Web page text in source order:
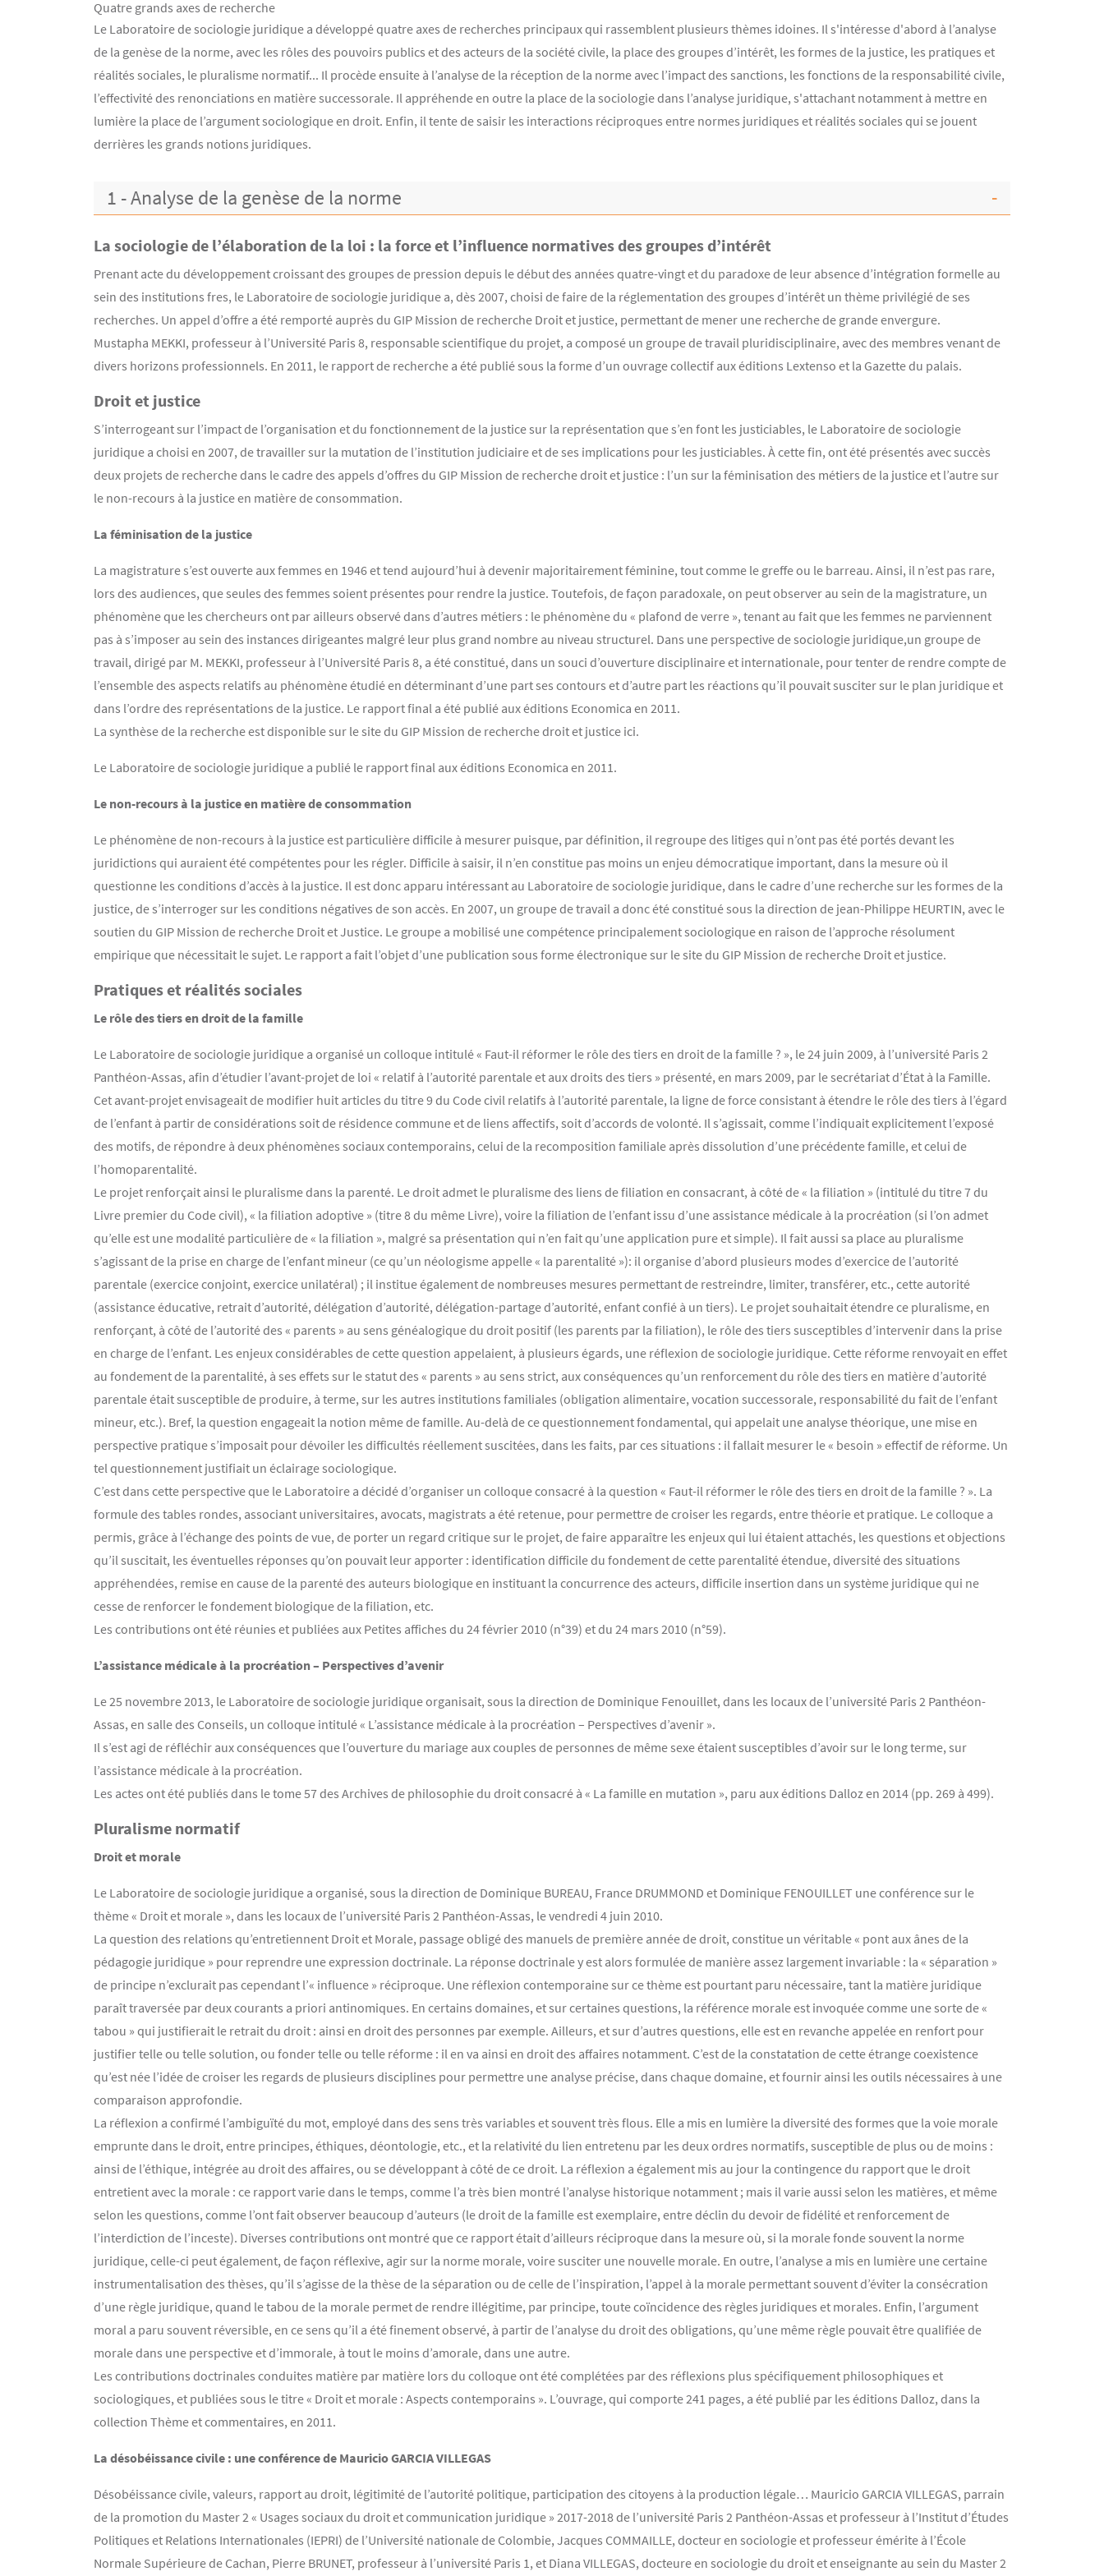
Quatre grands axes de recherche
Texte
Le Laboratoire de sociologie juridique a développé quatre axes de recherches principaux qui rassemblent plusieurs thèmes idoines. Il s'intéresse d'abord à l’analyse
de la genèse de la norme, avec les rôles des pouvoirs publics et des acteurs de la société civile, la place des groupes d’intérêt, les formes de la justice, les pratiques et
réalités sociales, le pluralisme normatif... Il procède ensuite à l’analyse de la réception de la norme avec l’impact des sanctions, les fonctions de la responsabilité civile,
l’effectivité des renonciations en matière successorale. Il appréhende en outre la place de la sociologie dans l’analyse juridique, s'attachant notamment à mettre en
lumière la place de l’argument sociologique en droit. Enfin, il tente de saisir les interactions réciproques entre normes juridiques et réalités sociales qui se jouent
derrières les grands notions juridiques.
1 - Analyse de la genèse de la norme
La sociologie de l’élaboration de la loi : la force et l’influence normatives des groupes d’intérêt
Prenant acte du développement croissant des groupes de pression depuis le début des années quatre-vingt et du paradoxe de leur absence d’intégration formelle au
sein des institutions fres, le Laboratoire de sociologie juridique a, dès 2007, choisi de faire de la réglementation des groupes d’intérêt un thème privilégié de ses
recherches. Un appel d’offre a été remporté auprès du GIP Mission de recherche Droit et justice, permettant de mener une recherche de grande envergure.
Mustapha MEKKI, professeur à l’Université Paris 8, responsable scientifique du projet, a composé un groupe de travail pluridisciplinaire, avec des membres venant de
divers horizons professionnels. En 2011, le rapport de recherche a été publié sous la forme d’un ouvrage collectif aux éditions Lextenso et la Gazette du palais.
Droit et justice
S’interrogeant sur l’impact de l’organisation et du fonctionnement de la justice sur la représentation que s’en font les justiciables, le Laboratoire de sociologie
juridique a choisi en 2007, de travailler sur la mutation de l’institution judiciaire et de ses implications pour les justiciables. À cette fin, ont été présentés avec succès
deux projets de recherche dans le cadre des appels d’offres du GIP Mission de recherche droit et justice : l’un sur la féminisation des métiers de la justice et l’autre sur
le non-recours à la justice en matière de consommation.
La féminisation de la justice
La magistrature s’est ouverte aux femmes en 1946 et tend aujourd’hui à devenir majoritairement féminine, tout comme le greffe ou le barreau. Ainsi, il n’est pas rare,
lors des audiences, que seules des femmes soient présentes pour rendre la justice. Toutefois, de façon paradoxale, on peut observer au sein de la magistrature, un
phénomène que les chercheurs ont par ailleurs observé dans d’autres métiers : le phénomène du « plafond de verre », tenant au fait que les femmes ne parviennent
pas à s’imposer au sein des instances dirigeantes malgré leur plus grand nombre au niveau structurel. Dans une perspective de sociologie juridique,un groupe de
travail, dirigé par M. MEKKI, professeur à l’Université Paris 8, a été constitué, dans un souci d’ouverture disciplinaire et internationale, pour tenter de rendre compte de
l’ensemble des aspects relatifs au phénomène étudié en déterminant d’une part ses contours et d’autre part les réactions qu’il pouvait susciter sur le plan juridique et
dans l’ordre des représentations de la justice. Le rapport final a été publié aux éditions Economica en 2011.
La synthèse de la recherche est disponible sur le site du GIP Mission de recherche droit et justice ici.
Le Laboratoire de sociologie juridique a publié le rapport final aux éditions Economica en 2011.
Le non-recours à la justice en matière de consommation
Le phénomène de non-recours à la justice est particulière difficile à mesurer puisque, par définition, il regroupe des litiges qui n’ont pas été portés devant les
juridictions qui auraient été compétentes pour les régler. Difficile à saisir, il n’en constitue pas moins un enjeu démocratique important, dans la mesure où il
questionne les conditions d’accès à la justice. Il est donc apparu intéressant au Laboratoire de sociologie juridique, dans le cadre d’une recherche sur les formes de la
justice, de s’interroger sur les conditions négatives de son accès. En 2007, un groupe de travail a donc été constitué sous la direction de jean-Philippe HEURTIN, avec le
soutien du GIP Mission de recherche Droit et Justice. Le groupe a mobilisé une compétence principalement sociologique en raison de l’approche résolument
empirique que nécessitait le sujet. Le rapport a fait l’objet d’une publication sous forme électronique sur le site du GIP Mission de recherche Droit et justice.
Pratiques et réalités sociales
Le rôle des tiers en droit de la famille
Le Laboratoire de sociologie juridique a organisé un colloque intitulé « Faut-il réformer le rôle des tiers en droit de la famille ? », le 24 juin 2009, à l’université Paris 2
Panthéon-Assas, afin d’étudier l’avant-projet de loi « relatif à l’autorité parentale et aux droits des tiers » présenté, en mars 2009, par le secrétariat d’État à la Famille.
Cet avant-projet envisageait de modifier huit articles du titre 9 du Code civil relatifs à l’autorité parentale, la ligne de force consistant à étendre le rôle des tiers à l’égard
de l’enfant à partir de considérations soit de résidence commune et de liens affectifs, soit d’accords de volonté. Il s’agissait, comme l’indiquait explicitement l’exposé
des motifs, de répondre à deux phénomènes sociaux contemporains, celui de la recomposition familiale après dissolution d’une précédente famille, et celui de
l’homoparentalité.
Le projet renforçait ainsi le pluralisme dans la parenté. Le droit admet le pluralisme des liens de filiation en consacrant, à côté de « la filiation » (intitulé du titre 7 du
Livre premier du Code civil), « la filiation adoptive » (titre 8 du même Livre), voire la filiation de l’enfant issu d’une assistance médicale à la procréation (si l’on admet
qu’elle est une modalité particulière de « la filiation », malgré sa présentation qui n’en fait qu’une application pure et simple). Il fait aussi sa place au pluralisme
s’agissant de la prise en charge de l’enfant mineur (ce qu’un néologisme appelle « la parentalité »): il organise d’abord plusieurs modes d’exercice de l’autorité
parentale (exercice conjoint, exercice unilatéral) ; il institue également de nombreuses mesures permettant de restreindre, limiter, transférer, etc., cette autorité
(assistance éducative, retrait d’autorité, délégation d’autorité, délégation-partage d’autorité, enfant confié à un tiers). Le projet souhaitait étendre ce pluralisme, en
renforçant, à côté de l’autorité des « parents » au sens généalogique du droit positif (les parents par la filiation), le rôle des tiers susceptibles d’intervenir dans la prise
en charge de l’enfant. Les enjeux considérables de cette question appelaient, à plusieurs égards, une réflexion de sociologie juridique. Cette réforme renvoyait en effet
au fondement de la parentalité, à ses effets sur le statut des « parents » au sens strict, aux conséquences qu’un renforcement du rôle des tiers en matière d’autorité
parentale était susceptible de produire, à terme, sur les autres institutions familiales (obligation alimentaire, vocation successorale, responsabilité du fait de l’enfant
mineur, etc.). Bref, la question engageait la notion même de famille. Au-delà de ce questionnement fondamental, qui appelait une analyse théorique, une mise en
perspective pratique s’imposait pour dévoiler les difficultés réellement suscitées, dans les faits, par ces situations : il fallait mesurer le « besoin » effectif de réforme. Un
tel questionnement justifiait un éclairage sociologique.
C’est dans cette perspective que le Laboratoire a décidé d’organiser un colloque consacré à la question « Faut-il réformer le rôle des tiers en droit de la famille ? ». La
formule des tables rondes, associant universitaires, avocats, magistrats a été retenue, pour permettre de croiser les regards, entre théorie et pratique. Le colloque a
permis, grâce à l’échange des points de vue, de porter un regard critique sur le projet, de faire apparaître les enjeux qui lui étaient attachés, les questions et objections
qu’il suscitait, les éventuelles réponses qu’on pouvait leur apporter : identification difficile du fondement de cette parentalité étendue, diversité des situations
appréhendées, remise en cause de la parenté des auteurs biologique en instituant la concurrence des acteurs, difficile insertion dans un système juridique qui ne
cesse de renforcer le fondement biologique de la filiation, etc.
Les contributions ont été réunies et publiées aux Petites affiches du 24 février 2010 (n°39) et du 24 mars 2010 (n°59).
L’assistance médicale à la procréation – Perspectives d’avenir
Le 25 novembre 2013, le Laboratoire de sociologie juridique organisait, sous la direction de Dominique Fenouillet, dans les locaux de l’université Paris 2 Panthéon-
Assas, en salle des Conseils, un colloque intitulé « L’assistance médicale à la procréation – Perspectives d’avenir ».
Il s’est agi de réfléchir aux conséquences que l’ouverture du mariage aux couples de personnes de même sexe étaient susceptibles d’avoir sur le long terme, sur
l’assistance médicale à la procréation.
Les actes ont été publiés dans le tome 57 des Archives de philosophie du droit consacré à « La famille en mutation », paru aux éditions Dalloz en 2014 (pp. 269 à 499).
Pluralisme normatif
Droit et morale
Le Laboratoire de sociologie juridique a organisé, sous la direction de Dominique BUREAU, France DRUMMOND et Dominique FENOUILLET une conférence sur le
thème « Droit et morale », dans les locaux de l’université Paris 2 Panthéon-Assas, le vendredi 4 juin 2010.
La question des relations qu’entretiennent Droit et Morale, passage obligé des manuels de première année de droit, constitue un véritable « pont aux ânes de la
pédagogie juridique » pour reprendre une expression doctrinale. La réponse doctrinale y est alors formulée de manière assez largement invariable : la « séparation »
de principe n’exclurait pas cependant l’« influence » réciproque. Une réflexion contemporaine sur ce thème est pourtant paru nécessaire, tant la matière juridique
paraît traversée par deux courants a priori antinomiques. En certains domaines, et sur certaines questions, la référence morale est invoquée comme une sorte de «
tabou » qui justifierait le retrait du droit : ainsi en droit des personnes par exemple. Ailleurs, et sur d’autres questions, elle est en revanche appelée en renfort pour
justifier telle ou telle solution, ou fonder telle ou telle réforme : il en va ainsi en droit des affaires notamment. C’est de la constatation de cette étrange coexistence
qu’est née l’idée de croiser les regards de plusieurs disciplines pour permettre une analyse précise, dans chaque domaine, et fournir ainsi les outils nécessaires à une
comparaison approfondie.
La réflexion a confirmé l’ambiguïté du mot, employé dans des sens très variables et souvent très flous. Elle a mis en lumière la diversité des formes que la voie morale
emprunte dans le droit, entre principes, éthiques, déontologie, etc., et la relativité du lien entretenu par les deux ordres normatifs, susceptible de plus ou de moins :
ainsi de l’éthique, intégrée au droit des affaires, ou se développant à côté de ce droit. La réflexion a également mis au jour la contingence du rapport que le droit
entretient avec la morale : ce rapport varie dans le temps, comme l’a très bien montré l’analyse historique notamment ; mais il varie aussi selon les matières, et même
selon les questions, comme l’ont fait observer beaucoup d’auteurs (le droit de la famille est exemplaire, entre déclin du devoir de fidélité et renforcement de
l’interdiction de l’inceste). Diverses contributions ont montré que ce rapport était d’ailleurs réciproque dans la mesure où, si la morale fonde souvent la norme
juridique, celle-ci peut également, de façon réflexive, agir sur la norme morale, voire susciter une nouvelle morale. En outre, l’analyse a mis en lumière une certaine
instrumentalisation des thèses, qu’il s’agisse de la thèse de la séparation ou de celle de l’inspiration, l’appel à la morale permettant souvent d’éviter la consécration
d’une règle juridique, quand le tabou de la morale permet de rendre illégitime, par principe, toute coïncidence des règles juridiques et morales. Enfin, l’argument
moral a paru souvent réversible, en ce sens qu’il a été finement observé, à partir de l’analyse du droit des obligations, qu’une même règle pouvait être qualifiée de
morale dans une perspective et d’immorale, à tout le moins d’amorale, dans une autre.
Les contributions doctrinales conduites matière par matière lors du colloque ont été complétées par des réflexions plus spécifiquement philosophiques et
sociologiques, et publiées sous le titre « Droit et morale : Aspects contemporains ». L’ouvrage, qui comporte 241 pages, a été publié par les éditions Dalloz, dans la
collection Thème et commentaires, en 2011.
La désobéissance civile : une conférence de Mauricio GARCIA VILLEGAS
Désobéissance civile, valeurs, rapport au droit, légitimité de l’autorité politique, participation des citoyens à la production légale… Mauricio GARCIA VILLEGAS, parrain
de la promotion du Master 2 « Usages sociaux du droit et communication juridique » 2017-2018 de l’université Paris 2 Panthéon-Assas et professeur à l’Institut d’Études
Politiques et Relations Internationales (IEPRI) de l’Université nationale de Colombie, Jacques COMMAILLE, docteur en sociologie et professeur émérite à l’École
Normale Supérieure de Cachan, Pierre BRUNET, professeur à l’université Paris 1, et Diana VILLEGAS, docteure en sociologie du droit et enseignante au sein du Master 2